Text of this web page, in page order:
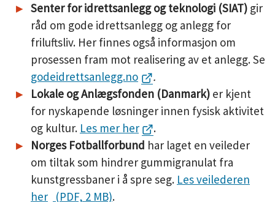
Senter for idrettsanlegg og teknologi (SIAT) gir
råd om gode idrettsanlegg og anlegg for
friluftsliv. Her finnes også informasjon om
prosessen fram mot realisering av et anlegg. Se
godeidrettsanlegg.no
.
Lokale og Anlægsfonden (Danmark) er kjent
for nyskapende løsninger innen fysisk aktivitet
og kultur. Les mer her
.
Norges Fotballforbund har laget en veileder
om tiltak som hindrer gummigranulat fra
kunstgressbaner i å spre seg. Les veilederen
her (PDF, 2 MB).